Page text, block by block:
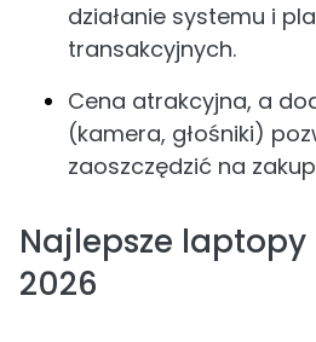
działanie systemu i
transakcyjnych.
Cena atrakcyjna, a
(kamera, głośniki)
zaoszczędzić na
Najlepsze
2026